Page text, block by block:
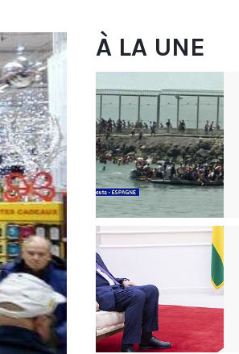
À LA UNE